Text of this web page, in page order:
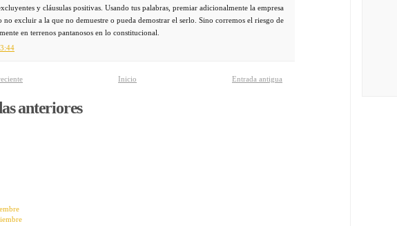
y cláusulas positivas. Usando tus palabras, premiar adicionalmente la empresa
no excluir a la que no demuestre o pueda demostrar el serlo. Sino corremos el riesgo de
en terrenos pantanosos en lo constitucional.
Entrada antigua
Inicio
anteriores